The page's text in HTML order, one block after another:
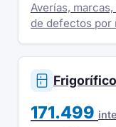
Averías,
de defectos por
171.499